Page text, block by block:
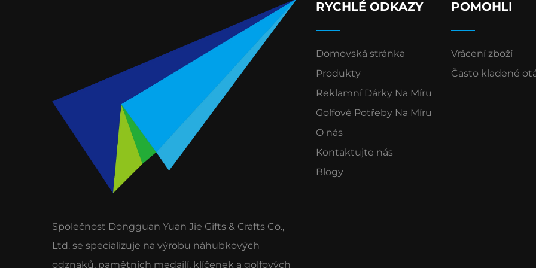
Společnost Dongguan Yuan Jie Gifts & Crafts Co.,
Ltd. se specializuje na výrobu náhubkových
odznaků, pamětních medailí, klíčenek a golfových
RYCHLÉ ODKAZY
Domovská stránka
Produkty
Reklamní Dárky Na Míru
Golfové Potřeby Na Míru
O nás
Kontaktujte nás
Blogy
POMOHLI
Vrácení zboží
Často kladené